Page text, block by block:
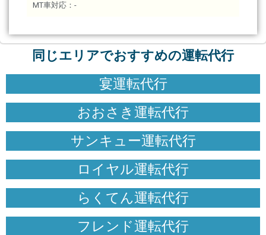
MT車対応：-
同じエリアでおすすめの運転代行
宴運転代行
おおさき運転代行
サンキュー運転代行
ロイヤル運転代行
らくてん運転代行
フレンド運転代行